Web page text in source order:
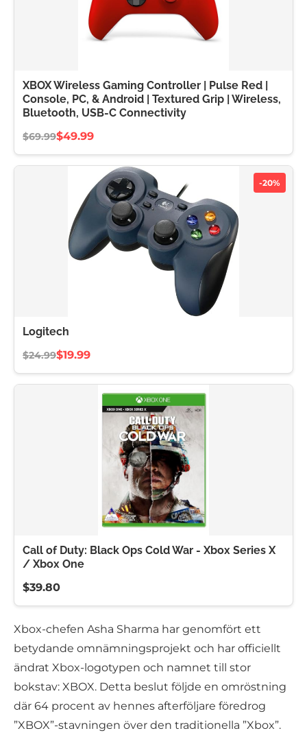
XBOX Wireless Gaming Controller | Pulse Red |
Console, PC, & Android | Textured Grip | Wireless,
Bluetooth, USB-C Connectivity
$69.99$49.99
-20%
Logitech
$24.99$19.99
Call of Duty: Black Ops Cold War - Xbox Series X
/ Xbox One
$39.80
Xbox-chefen Asha Sharma har genomfört ett
betydande omnämningsprojekt och har officiellt
ändrat Xbox-logotypen och namnet till stor
bokstav: XBOX. Detta beslut följde en omröstning
där 64 procent av hennes afterföljare föredrog
”XBOX”-stavningen över den traditionella ”Xbox”.